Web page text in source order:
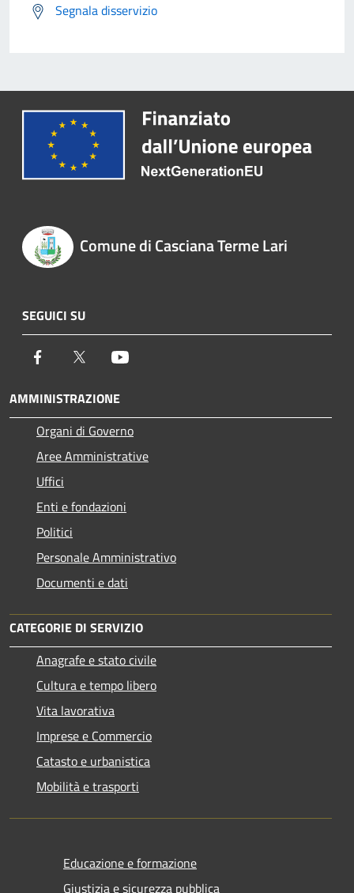
Segnala disservizio
Comune di Casciana Terme Lari
SEGUICI SU
Facebook Twitter
AMMINISTRAZIONE
Organi di Governo
Aree Amministrative
Uffici
Enti e fondazioni
Politici
Personale Amministrativo
Documenti e dati
CATEGORIE DI SERVIZIO
Anagrafe e stato civile
Cultura e tempo libero
Vita lavorativa
Imprese e Commercio
Catasto e urbanistica
Mobilità e trasporti
Educazione e formazione
Giustizia e sicurezza pubblica